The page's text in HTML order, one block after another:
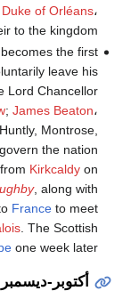
of Orléans،
to the kingdom.
becomes the first
leave his
Lord Chancellor
; James Beaton،
Montrose,
the nation
Kirkcaldyon
, along with
Franceto meet
. The Scottish
one week later.
أكتوبر-ديسمبر